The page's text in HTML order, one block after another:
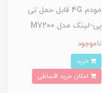
مودم 4G قابل حمل تی
پی-لینک مدل M7200
ناموجود